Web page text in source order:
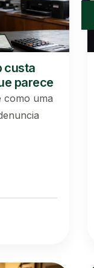
custa
parece
como uma